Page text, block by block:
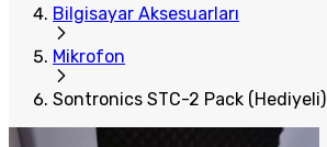
Bilgisayar Aksesuarları
Mikrofon
Sontronics STC-2 Pack (Hediyeli)